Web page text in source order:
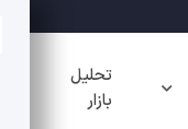
تحلیل
بازار